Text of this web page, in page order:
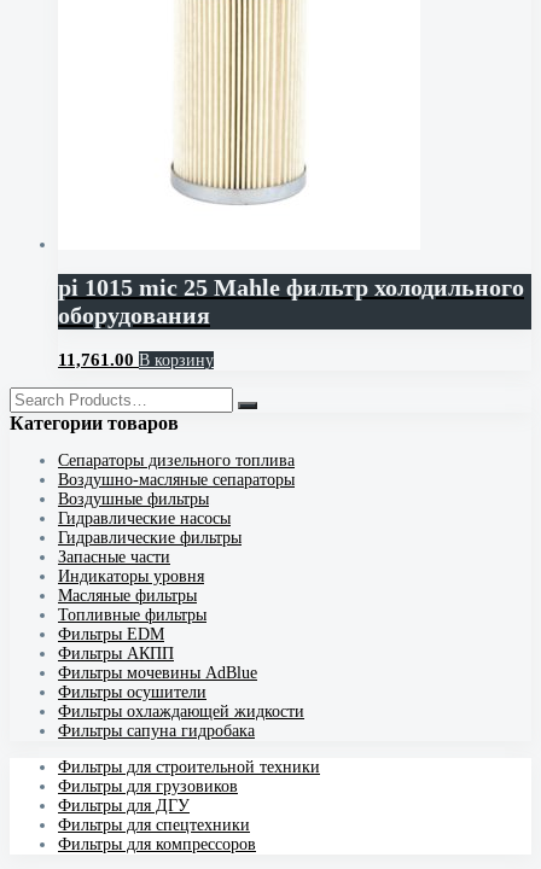
pi 1015 mic 25 Mahle фильтр холодильного
оборудования
11,761.00 В корзину
Категории товаров
Cепараторы дизельного топлива
Воздушно-масляные сепараторы
Воздушные фильтры
Гидравлические насосы
Гидравлические фильтры
Запасные части
Индикаторы уровня
Масляные фильтры
Топливные фильтры
Фильтры EDM
Фильтры АКПП
Фильтры мочевины AdBlue
Фильтры осушители
Фильтры охлаждающей жидкости
Фильтры сапуна гидробака
Фильтры для строительной техники
Фильтры для грузовиков
Фильтры для ДГУ
Фильтры для спецтехники
Фильтры для компрессоров